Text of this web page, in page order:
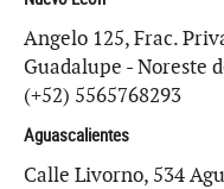
Angelo 125, Frac.
Guadalupe - Noreste
(+52) 5565768293
Aguascalientes
Calle Livorno, 534